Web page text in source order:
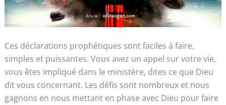
Ces déclarations prophétiques sont faciles à faire,
simples et puissantes. Vous avez un appel sur votre vie,
vous êtes impliqué dans le ministère, dites ce que Dieu
dit vous concernant. Les défis sont nombreux et nous
gagnons en nous mettant en phase avec Dieu pour faire